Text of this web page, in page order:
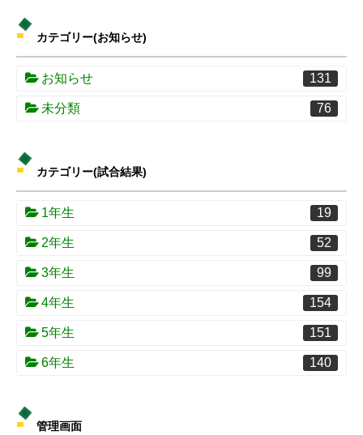
カテゴリー(お知らせ)
お知らせ 131
未分類 76
カテゴリー(試合結果)
1年生 19
2年生 52
3年生 99
4年生 154
5年生 151
6年生 140
管理画面